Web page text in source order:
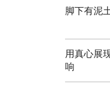
脚下有泥
用真心展
响